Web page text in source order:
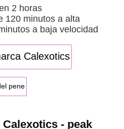
2 horas
120 minutos a alta
a baja velocidad
Calexotics
pene
- peak